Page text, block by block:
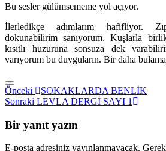
Bu sesler gülümsememe yol açıyor.
İlerledikçe adımlarım hafifliyor.
dokunabilirim sanıyorum. Kuşlarla
kısıtlı huzuruna sonsuza dek
varıyorum bu duyguların. Bir daha
Yazı
gezinmesi
Önceki
Yazı
Önceki
SOKAKLARDA BENLİK
Sonraki
Sonraki LEVLA DERGİ SAYI 1
Bir yanıt yazın
E-posta adresiniz yayınlanmayacak.